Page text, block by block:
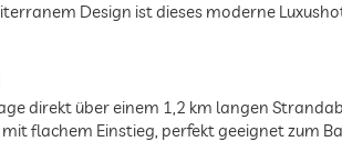
Design ist dieses moderne
direkt über einem 1,2 km langen
flachem Einstieg, perfekt geeignet zum